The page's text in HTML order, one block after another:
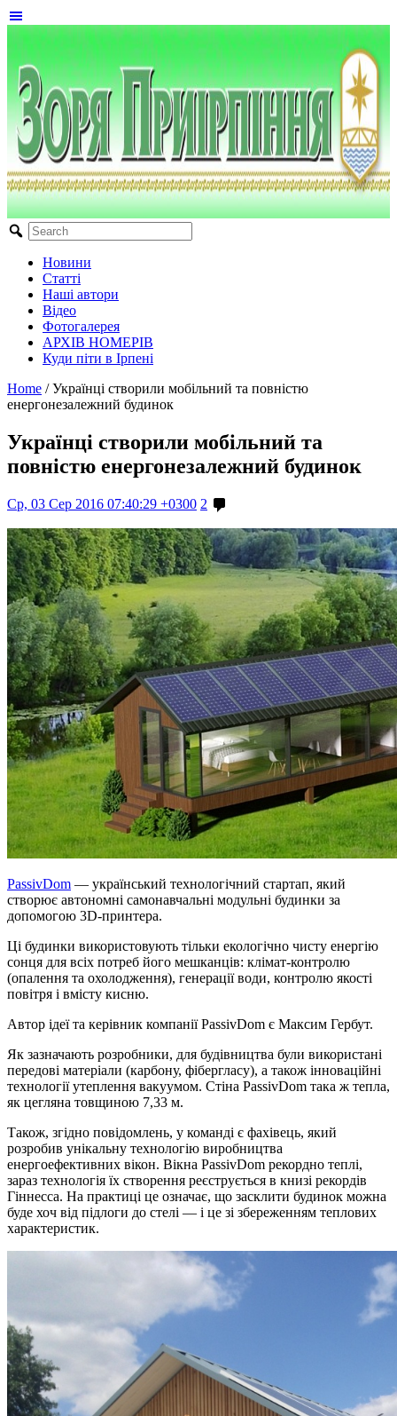
Новини
Статті
Наші автори
Відео
Фотогалерея
АРХІВ НОМЕРІВ
Куди піти в Ірпені
Home / Українці створили мобільний та повністю
енергонезалежний будинок
Українці створили мобільний та
повністю енергонезалежний будинок
Ср, 03 Сер 2016 07:40:29 +0300 2
PassivDom — український технологічний стартап, який
створює автономні самонавчальні модульні будинки за
допомогою 3D-принтера.
Ці будинки використовують тільки екологічно чисту енергію
сонця для всіх потреб його мешканців: клімат-контролю
(опалення та охолодження), генерації води, контролю якості
повітря і вмісту кисню.
Автор ідеї та керівник компанії PassivDom є Максим Гербут.
Як зазначають розробники, для будівництва були використані
передові матеріали (карбону, фібергласу), а також інноваційні
технології утеплення вакуумом. Стіна PassivDom така ж тепла,
як цегляна товщиною 7,33 м.
Також, згідно повідомлень, у команді є фахівець, який
розробив унікальну технологію виробництва
енергоефективних вікон. Вікна PassivDom рекордно теплі,
зараз технологія їх створення реєструється в книзі рекордів
Гіннесса. На практиці це означає, що засклити будинок можна
буде хоч від підлоги до стелі — і це зі збереженням теплових
характеристик.